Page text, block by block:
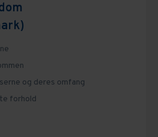
og deres omfang
forhold